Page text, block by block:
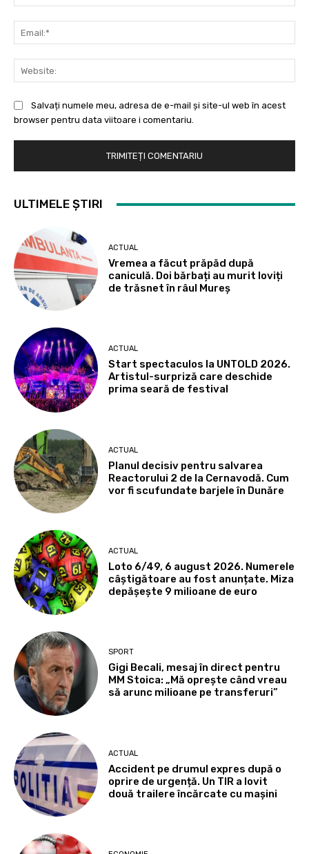
Salvați numele meu, adresa de e-mail și site-ul web în acest
browser pentru data viitoare i comentariu.
ULTIMELE ȘTIRI
ACTUAL
Vremea a făcut prăpăd după
caniculă. Doi bărbați au murit loviți
de trăsnet în râul Mureș
ACTUAL
Start spectaculos la UNTOLD 2026.
Artistul-surpriză care deschide
prima seară de festival
ACTUAL
Planul decisiv pentru salvarea
Reactorului 2 de la Cernavodă. Cum
vor fi scufundate barjele în Dunăre
ACTUAL
Loto 6/49, 6 august 2026. Numerele
câștigătoare au fost anunțate. Miza
depășește 9 milioane de euro
SPORT
Gigi Becali, mesaj în direct pentru
MM Stoica: „Mă oprește când vreau
să arunc milioane pe transferuri”
ACTUAL
Accident pe drumul expres după o
oprire de urgență. Un TIR a lovit
două trailere încărcate cu mașini